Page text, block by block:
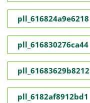
pll_616824a9e6218
pll_616830276ca44
pll_61683629b8212
pll_6182af8912bd1